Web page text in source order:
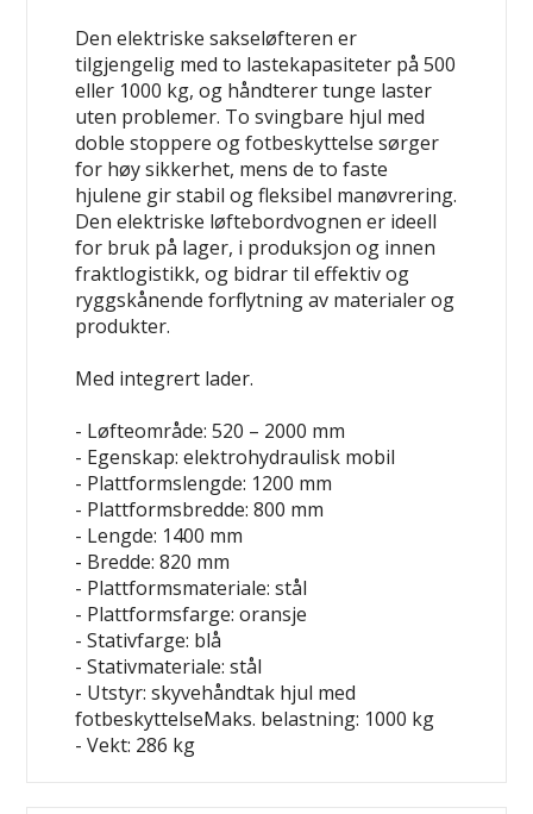
Den elektriske sakseløfteren er
tilgjengelig med to lastekapasiteter på 500
eller 1000 kg, og håndterer tunge laster
uten problemer. To svingbare hjul med
doble stoppere og fotbeskyttelse sørger
for høy sikkerhet, mens de to faste
hjulene gir stabil og fleksibel manøvrering.
Den elektriske løftebordvognen er ideell
for bruk på lager, i produksjon og innen
fraktlogistikk, og bidrar til effektiv og
ryggskånende forflytning av materialer og
produkter.
Med integrert lader.
- Løfteområde: 520 – 2000 mm
- Egenskap: elektrohydraulisk mobil
- Plattformslengde: 1200 mm
- Plattformsbredde: 800 mm
- Lengde: 1400 mm
- Bredde: 820 mm
- Plattformsmateriale: stål
- Plattformsfarge: oransje
- Stativfarge: blå
- Stativmateriale: stål
- Utstyr: skyvehåndtak hjul med
fotbeskyttelseMaks. belastning: 1000 kg
- Vekt: 286 kg